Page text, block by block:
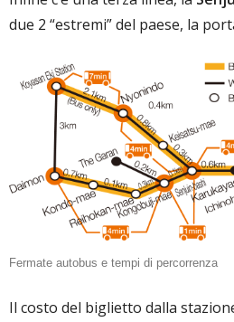
due 2 “estremi” del paese, la
Fermate autobus e tempi di percorrenza
Il costo del biglietto dalla